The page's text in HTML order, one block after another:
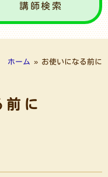
講師検索
ホーム » お使いになる前に
前に